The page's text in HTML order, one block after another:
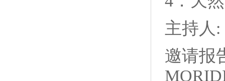
主持人:
邀请报